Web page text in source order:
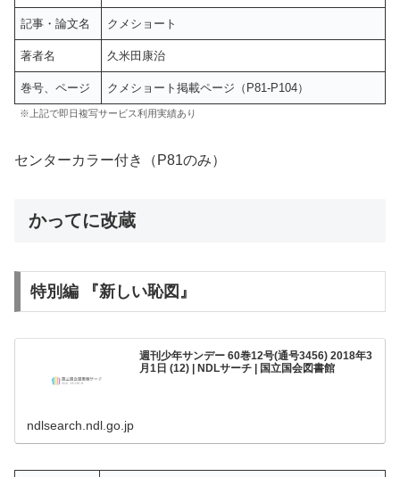
記事・論文名 クメショート
著者名 久米田康治
巻号、ページ クメショート掲載ページ（P81-P104）
※上記で即日複写サービス利用実績あり
センターカラー付き（P81のみ）
かってに改蔵
特別編 『新しい恥図』
週刊少年サンデー 60巻12号(通号3456) 2018年3
月1日 (12) | NDLサーチ | 国立国会図書館
ndlsearch.ndl.go.jp